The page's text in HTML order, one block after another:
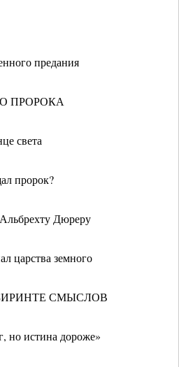
предания
ПРОРОКА
света
пророк?
Дюреру
царства земного
СМЫСЛОВ
но истина дороже»